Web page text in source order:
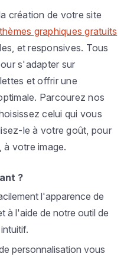
création de votre site
graphiques gratuits
et responsives. Tous
s'adapter sur
et offrir une
Parcourez nos
celui qui vous
le à votre goût, pour
à votre image.
?
l'apparence de
à l'aide de notre outil de
personnalisation vous